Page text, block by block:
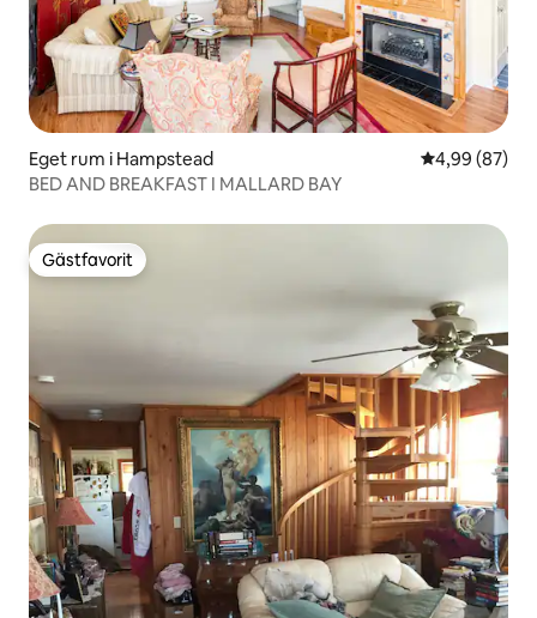
Eget rum i Hampstead 4,99 av 5 i
4,99 (87)
BED AND BREAKFAST I MALLARD BAY
Gästfavorit
Gästfavorit